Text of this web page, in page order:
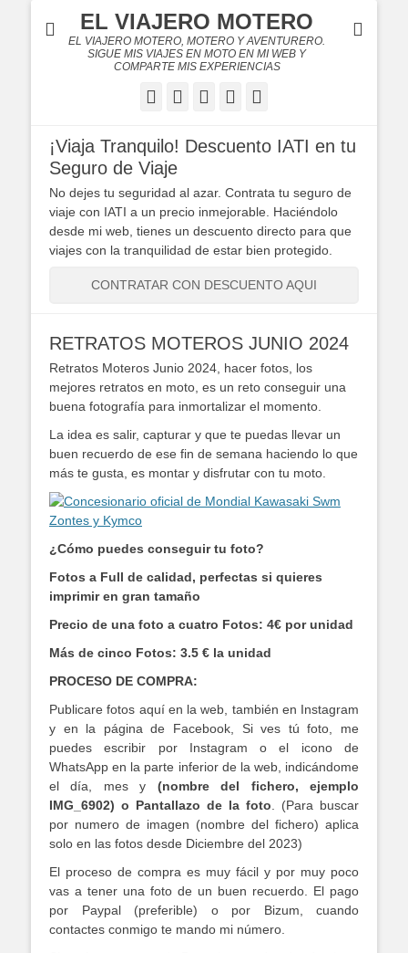
EL VIAJERO MOTERO
EL VIAJERO MOTERO, MOTERO Y AVENTURERO.
SIGUE MIS VIAJES EN MOTO EN MI WEB Y
COMPARTE MIS EXPERIENCIAS
Facebook
Twitter
FlickrYouTube
¡Viaja Tranquilo! Descuento IATI en tu
Seguro de Viaje
No dejes tu seguridad al azar. Contrata tu seguro de
viaje con IATI a un precio inmejorable. Haciéndolo
desde mi web, tienes un descuento directo para que
viajes con la tranquilidad de estar bien protegido.
CONTRATAR CON DESCUENTO AQUI
RETRATOS MOTEROS JUNIO 2024
Retratos Moteros Junio 2024, hacer fotos, los
mejores retratos en moto, es un reto conseguir una
buena fotografía para inmortalizar el momento.
La idea es salir, capturar y que te puedas llevar un
buen recuerdo de ese fin de semana haciendo lo que
más te gusta, es montar y disfrutar con tu moto.
¿Cómo puedes conseguir tu foto?
Fotos a Full de calidad, perfectas si quieres
imprimir en gran tamaño
Precio de una foto a cuatro Fotos: 4€ por unidad
Más de cinco Fotos: 3.5 € la unidad
PROCESO DE COMPRA:
Publicare fotos aquí en la web, también en Instagram
y en la página de Facebook, Si ves tú foto, me
puedes escribir por Instagram o el icono de
WhatsApp en la parte inferior de la web, indicándome
el día, mes y (nombre del fichero, ejemplo
IMG_6902) o Pantallazo de la foto . (Para buscar
por numero de imagen (nombre del fichero) aplica
solo en las fotos desde Diciembre del 2023)
El proceso de compra es muy fácil y por muy poco
vas a tener una foto de un buen recuerdo. El pago
por Paypal (preferible) o por Bizum, cuando
contactes conmigo te mando mi número.